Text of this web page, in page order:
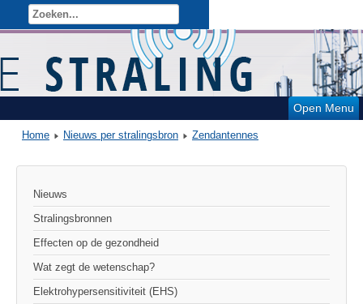
Open Menu
Home Nieuws per stralingsbron Zendantennes
Nieuws
Stralingsbronnen
Effecten op de gezondheid
Wat zegt de wetenschap?
Elektrohypersensitiviteit (EHS)